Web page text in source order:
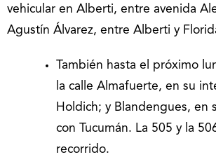
vehicular en Alberti, entre avenida
Agustín Álvarez, entre Alberti y
También hasta el próximo
la calle Almafuerte, en su
Holdich; y Blandengues, en
con Tucumán. La 505 y la
recorrido.